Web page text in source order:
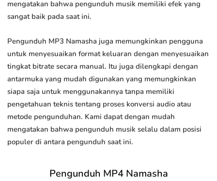
mengatakan bahwa pengunduh musik memiliki efek yang
sangat baik pada saat ini.
Pengunduh MP3 Namasha juga memungkinkan pengguna
untuk menyesuaikan format keluaran dengan menyesuaikan
tingkat bitrate secara manual. Itu juga dilengkapi dengan
antarmuka yang mudah digunakan yang memungkinkan
siapa saja untuk menggunakannya tanpa memiliki
pengetahuan teknis tentang proses konversi audio atau
metode pengunduhan. Kami dapat dengan mudah
mengatakan bahwa pengunduh musik selalu dalam posisi
populer di antara pengunduh saat ini.
Pengunduh MP4 Namasha